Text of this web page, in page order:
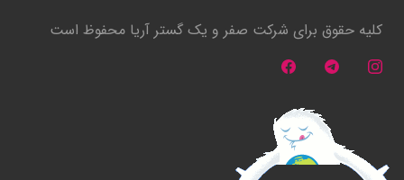
کلیه حقوق برای شرکت صفر و یک گستر آریا محفوظ است